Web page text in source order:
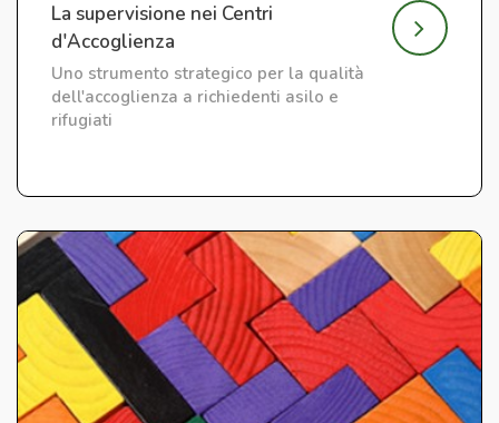
La supervisione nei Centri
d'Accoglienza
Uno strumento strategico per la qualità
dell'accoglienza a richiedenti asilo e
rifugiati